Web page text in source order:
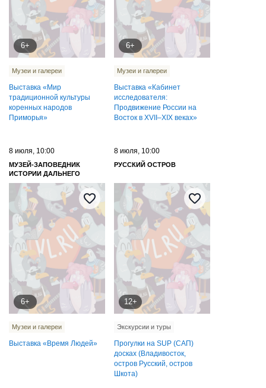
6+
Музеи и галереи
Выставка «Мир
традиционной культуры
коренных народов
Приморья»
6+
Музеи и галереи
Выставка «Кабинет
исследователя:
Продвижение России на
Восток в XVII–XIX веках»
8 июля, 10:00
МУЗЕЙ-ЗАПОВЕДНИК
ИСТОРИИ ДАЛЬНЕГО
ВОСТОКА ИМЕНИ В. К.
АРСЕНЬЕВА
6+
Музеи и галереи
Выставка «Время Людей»
8 июля, 10:00
РУССКИЙ ОСТРОВ
12+
Экскурсии и туры
Прогулки на SUP (САП)
досках (Владивосток,
остров Русский, остров
Шкота)